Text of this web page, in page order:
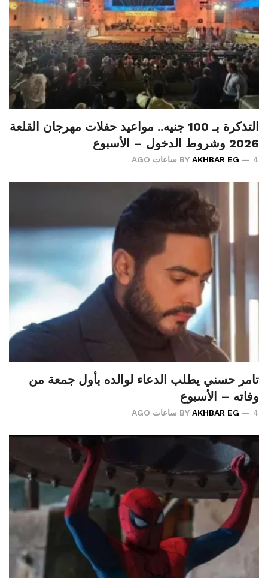
التذكرة بـ 100 جنيه.. مواعيد حفلات مهرجان القلعة
2026 وشروط الدخول – الأسبوع
BY AKHBAR EG 4 ساعات AGO
تامر حسني يطلب الدعاء لوالده بأول جمعة من
وفاته – الأسبوع
BY AKHBAR EG 4 ساعات AGO